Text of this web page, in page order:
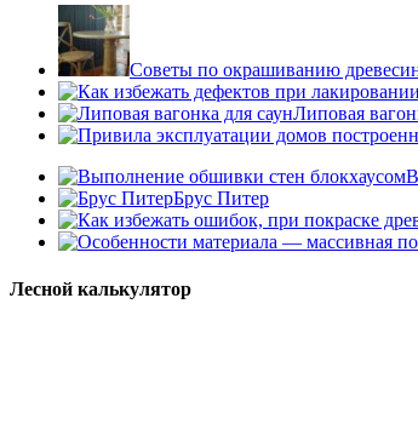
Советы по окрашиванию
Липовая
Брус Питер
Лесной калькулятор